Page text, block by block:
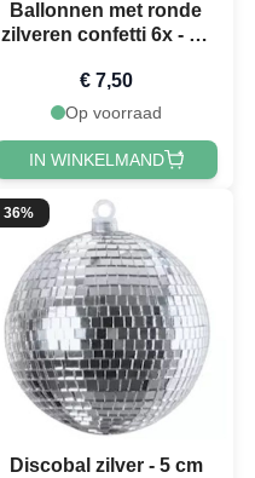
Ballonnen met ronde
zilveren confetti 6x - 30
€ 7,50
Op voorraad
IN WINKELMAND
36%
Discobal zilver - 5 cm